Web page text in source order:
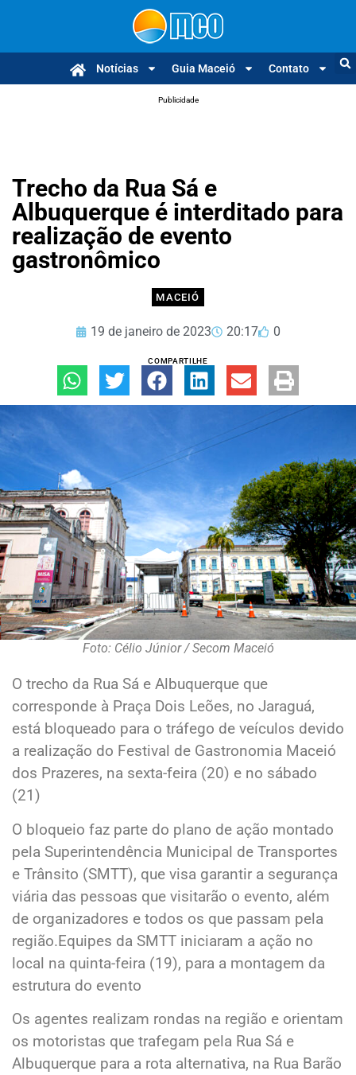
Notícias Guia Maceió Contato
Publicidade
Trecho da Rua Sá e
Albuquerque é interditado para
realização de evento
gastronômico
MACEIÓ
19 de janeiro de 2023 20:17 0
COMPARTILHE
Foto: Célio Júnior / Secom Maceió
O trecho da Rua Sá e Albuquerque que
corresponde à Praça Dois Leões, no Jaraguá,
está bloqueado para o tráfego de veículos devido
a realização do Festival de Gastronomia Maceió
dos Prazeres, na sexta-feira (20) e no sábado
(21)
O bloqueio faz parte do plano de ação montado
pela Superintendência Municipal de Transportes
e Trânsito (SMTT), que visa garantir a segurança
viária das pessoas que visitarão o evento, além
de organizadores e todos os que passam pela
região.Equipes da SMTT iniciaram a ação no
local na quinta-feira (19), para a montagem da
estrutura do evento
Os agentes realizam rondas na região e orientam
os motoristas que trafegam pela Rua Sá e
Albuquerque para a rota alternativa, na Rua Barão